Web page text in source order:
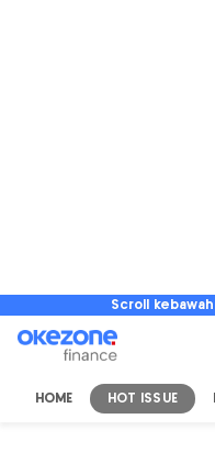
Scroll
HOME HOT ISSUE